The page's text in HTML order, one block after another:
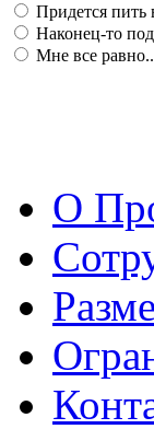
Придется пить
Наконец-то
Мне все
О